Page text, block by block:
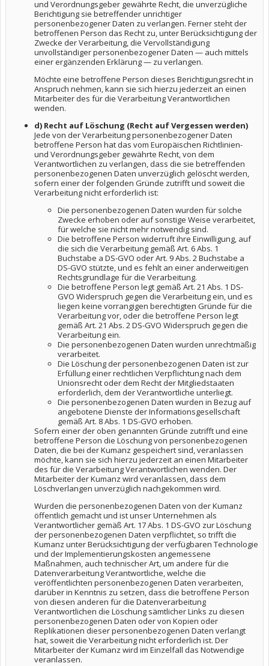
und Verordnungsgeber gewährte Recht, die unverzügliche
Berichtigung sie betreffender unrichtiger
personenbezogener Daten zu verlangen. Ferner steht der
betroffenen Person das Recht zu, unter Berücksichtigung der
Zwecke der Verarbeitung, die Vervollständigung
unvollständiger personenbezogener Daten — auch mittels
einer ergänzenden Erklärung — zu verlangen.
Möchte eine betroffene Person dieses Berichtigungsrecht in
Anspruch nehmen, kann sie sich hierzu jederzeit an einen
Mitarbeiter des für die Verarbeitung Verantwortlichen
wenden.
d) Recht auf Löschung (Recht auf Vergessen werden)
Jede von der Verarbeitung personenbezogener Daten
betroffene Person hat das vom Europäischen Richtlinien-
und Verordnungsgeber gewährte Recht, von dem
Verantwortlichen zu verlangen, dass die sie betreffenden
personenbezogenen Daten unverzüglich gelöscht werden,
sofern einer der folgenden Gründe zutrifft und soweit die
Verarbeitung nicht erforderlich ist:
Die personenbezogenen Daten wurden für solche
Zwecke erhoben oder auf sonstige Weise verarbeitet,
für welche sie nicht mehr notwendig sind.
Die betroffene Person widerruft ihre Einwilligung, auf
die sich die Verarbeitung gemäß Art. 6 Abs. 1
Buchstabe a DS-GVO oder Art. 9 Abs. 2 Buchstabe a
DS-GVO stützte, und es fehlt an einer anderweitigen
Rechtsgrundlage für die Verarbeitung.
Die betroffene Person legt gemäß Art. 21 Abs. 1 DS-
GVO Widerspruch gegen die Verarbeitung ein, und es
liegen keine vorrangigen berechtigten Gründe für die
Verarbeitung vor, oder die betroffene Person legt
gemäß Art. 21 Abs. 2 DS-GVO Widerspruch gegen die
Verarbeitung ein.
Die personenbezogenen Daten wurden unrechtmäßig
verarbeitet.
Die Löschung der personenbezogenen Daten ist zur
Erfüllung einer rechtlichen Verpflichtung nach dem
Unionsrecht oder dem Recht der Mitgliedstaaten
erforderlich, dem der Verantwortliche unterliegt.
Die personenbezogenen Daten wurden in Bezug auf
angebotene Dienste der Informationsgesellschaft
gemäß Art. 8 Abs. 1 DS-GVO erhoben.
Sofern einer der oben genannten Gründe zutrifft und eine
betroffene Person die Löschung von personenbezogenen
Daten, die bei der Kumanz gespeichert sind, veranlassen
möchte, kann sie sich hierzu jederzeit an einen Mitarbeiter
des für die Verarbeitung Verantwortlichen wenden. Der
Mitarbeiter der Kumanz wird veranlassen, dass dem
Löschverlangen unverzüglich nachgekommen wird.
Wurden die personenbezogenen Daten von der Kumanz
öffentlich gemacht und ist unser Unternehmen als
Verantwortlicher gemäß Art. 17 Abs. 1 DS-GVO zur Löschung
der personenbezogenen Daten verpflichtet, so trifft die
Kumanz unter Berücksichtigung der verfügbaren Technologie
und der Implementierungskosten angemessene
Maßnahmen, auch technischer Art, um andere für die
Datenverarbeitung Verantwortliche, welche die
veröffentlichten personenbezogenen Daten verarbeiten,
darüber in Kenntnis zu setzen, dass die betroffene Person
von diesen anderen für die Datenverarbeitung
Verantwortlichen die Löschung sämtlicher Links zu diesen
personenbezogenen Daten oder von Kopien oder
Replikationen dieser personenbezogenen Daten verlangt
hat, soweit die Verarbeitung nicht erforderlich ist. Der
Mitarbeiter der Kumanz wird im Einzelfall das Notwendige
veranlassen.